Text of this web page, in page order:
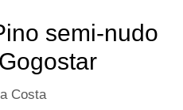
semi-nudo
Costa